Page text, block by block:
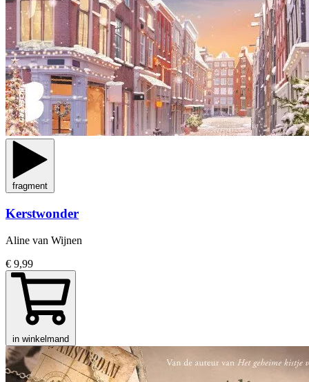
fragment
Kerstwonder
Aline van Wijnen
€ 9,99
in winkelmand